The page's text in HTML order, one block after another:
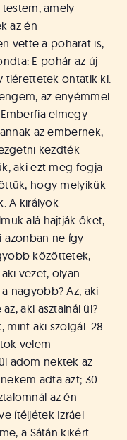
testem, amely
az én
vette a poharat is,
E pohár az új
tiérettetek ontatik ki.
az enyémmel
elmegy
az embernek,
kezdték
aki ezt meg fogja
hogy melyikük
A királyok
alá hajtják őket,
azonban ne így
közöttetek,
vezet, olyan
nagyobb? Az, aki
aki asztalnál ül?
aki szolgál. 28
velem
adom nektek az
adta azt; 30
az én
ítéljétek Izráel
a Sátán kikért